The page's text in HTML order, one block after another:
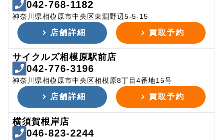
042-768-1182
神奈川県相模原市中央区東淵野辺5-5-15
店舗詳細 買取予約
サイクルズ相模原駅前店
042-776-3196
神奈川県相模原市中央区相模原8丁目4番地15号
店舗詳細 買取予約
横須賀根岸店
046-823-2244